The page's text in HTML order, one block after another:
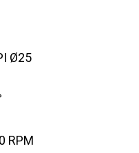
Ø25
RPM